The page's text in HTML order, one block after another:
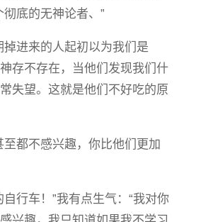
底的无神论者、”
掉进来的人起初以为我们是
存不存在，当他们发现我们什
失望。这就是他们不好吃的原
至都不感兴趣，你比他们更加
行车！”我有点生气：“我对你